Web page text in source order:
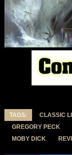
TAGS: CLASSIC
GREGORY PECK
MOBY DICK